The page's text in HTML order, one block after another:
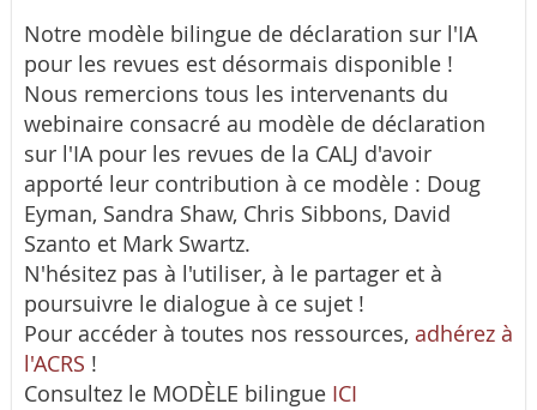
Notre modèle bilingue de déclaration sur l'IA
pour les revues est désormais disponible !
Nous remercions tous les intervenants du
webinaire consacré au modèle de déclaration
sur l'IA pour les revues de la CALJ d'avoir
apporté leur contribution à ce modèle : Doug
Eyman, Sandra Shaw, Chris Sibbons, David
Szanto et Mark Swartz.
N'hésitez pas à l'utiliser, à le partager et à
poursuivre le dialogue à ce sujet !
Pour accéder à toutes nos ressources, adhérez à
l'ACRS !
Consultez le MODÈLE bilingue ICI